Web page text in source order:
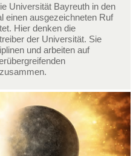
Universität Bayreuth in den
einen ausgezeichneten Ruf
Hier denken die
der Universität. Sie
und arbeiten auf